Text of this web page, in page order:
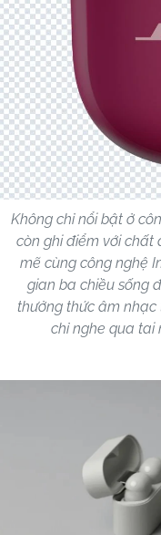
Không chỉ nổi bật ở
còn ghi điểm với chất
mẽ cùng công nghệ
gian ba chiều sống
thưởng thức âm
chỉ nghe qua tai